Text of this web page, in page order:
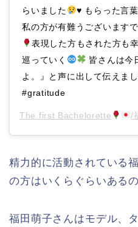
らいました
♥️ もらった言
私の方が有難うございます
表現した方もされた方も
巡っていく
皆さんは今
よ。』と声に出して伝えま
#gratitude
The first Bachelorette /
精力的に活動されている
の方はいくらぐらいある
福田萌子さんはモデル、